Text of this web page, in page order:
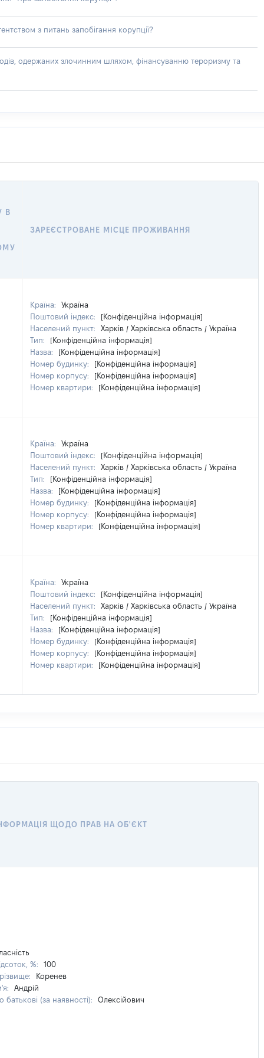
з питань запобігання корупції?
одержаних злочинним шляхом, фінансуванню тероризму та
В
ЗАРЕЄСТРОВАНЕ МІСЦЕ ПРОЖИВАННЯ
Країна:
Україна
Поштовий індекс:
[Конфіденційна інформація]
Населений пункт:
Харків / Харківська область / Україна
Тип:
[Конфіденційна інформація]
Назва:
[Конфіденційна інформація]
Номер будинку:
[Конфіденційна інформація]
Номер корпусу:
[Конфіденційна інформація]
Номер квартири:
[Конфіденційна інформація]
Країна:
Україна
Поштовий індекс:
[Конфіденційна інформація]
Населений пункт:
Харків / Харківська область / Україна
Тип:
[Конфіденційна інформація]
Назва:
[Конфіденційна інформація]
Номер будинку:
[Конфіденційна інформація]
Номер корпусу:
[Конфіденційна інформація]
Номер квартири:
[Конфіденційна інформація]
Країна:
Україна
Поштовий індекс:
[Конфіденційна інформація]
Населений пункт:
Харків / Харківська область / Україна
Тип:
[Конфіденційна інформація]
Назва:
[Конфіденційна інформація]
Номер будинку:
[Конфіденційна інформація]
Номер корпусу:
[Конфіденційна інформація]
Номер квартири:
[Конфіденційна інформація]
ЩОДО ПРАВ НА ОБ'ЄКТ
%:
100
Коренев
Андрій
батькові (за наявності):
Олексійович